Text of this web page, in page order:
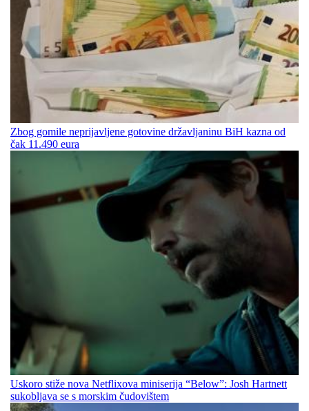
Zbog gomile neprijavljene gotovine državljaninu BiH kazna od
čak 11.490 eura
Uskoro stiže nova Netflixova miniserija “Below”: Josh Hartnett
sukobljava se s morskim čudovištem